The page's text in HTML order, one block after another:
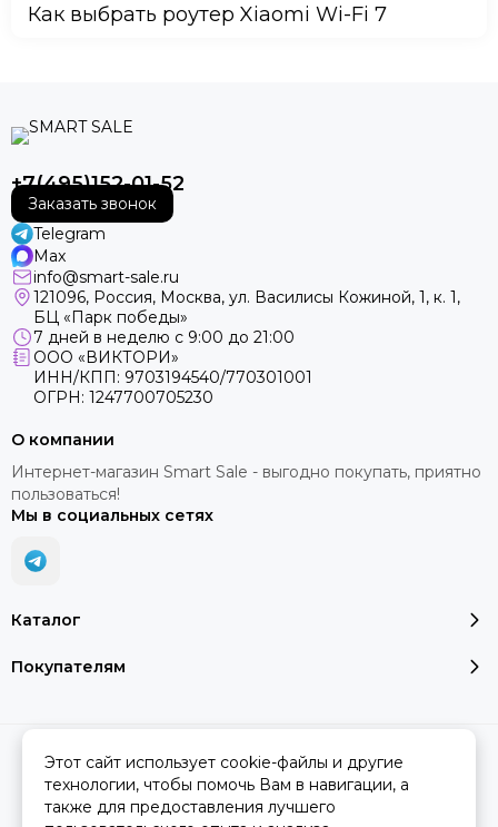
Как выбрать роутер Xiaomi Wi-Fi 7
+7(495)152-01-52
Заказать звонок
Telegram
Max
info@smart-sale.ru
121096, Россия, Москва, ул. Василисы Кожиной, 1, к. 1,
БЦ «Парк победы»
7 дней в неделю с 9:00 до 21:00
ООО «ВИКТОРИ»
ИНН/КПП: 9703194540/770301001
ОГРН: 1247700705230
Каталог
Покупателям
О компании
Интернет-магазин Smart Sale - выгодно покупать, приятно
пользоваться!
Мы в социальных сетях
2026 © SMART SALE.Карта сайта
Этот сайт использует cookie-файлы и другие
технологии, чтобы помочь Вам в навигации, а
также для предоставления лучшего